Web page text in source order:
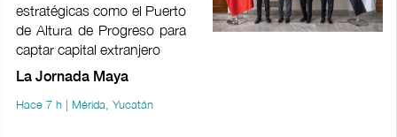
estratégicas como el Puerto
de Altura de Progreso para
captar capital extranjero
La Jornada Maya
Hace 7 h | Mérida, Yucatán